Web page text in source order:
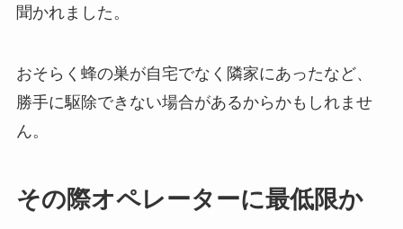
聞かれました。
おそらく蜂の巣が自宅でなく隣家にあったなど、
勝手に駆除できない場合があるからかもしれませ
ん。
その際オペレーターに最低限か